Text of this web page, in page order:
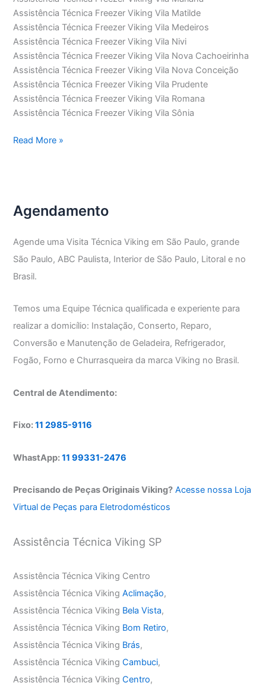
Assistência Técnica Freezer Viking Vila Matilde
Assistência Técnica Freezer Viking Vila Medeiros
Assistência Técnica Freezer Viking Vila Nivi
Assistência Técnica Freezer Viking Vila Nova Cachoeirinha
Assistência Técnica Freezer Viking Vila Nova Conceição
Assistência Técnica Freezer Viking Vila Prudente
Assistência Técnica Freezer Viking Vila Romana
Assistência Técnica Freezer Viking Vila Sônia
Assistência
Read More »
Agendamento
Agende uma Visita Técnica Viking em São Paulo, grande
São Paulo, ABC Paulista, Interior de São Paulo, Litoral e no
Brasil.
Temos uma Equipe Técnica qualificada e experiente para
realizar a domicílio: Instalação, Conserto, Reparo,
Conversão e Manutenção de Geladeira, Refrigerador,
Fogão, Forno e Churrasqueira da marca Viking no Brasil.
Central de Atendimento:
Fixo:11 2985-9116
WhastApp:11 99331-2476
Precisando de Peças Originais Viking? Acesse nossa Loja
Virtual de Peças para Eletrodomésticos
Assistência Técnica Viking SP
Assistência Técnica Viking Centro
Assistência Técnica VikingAclimação,
Assistência Técnica Viking Bela Vista,
Assistência Técnica Viking Bom Retiro,
Assistência Técnica Viking Brás,
Assistência Técnica VikingCambuci,
Assistência Técnica VikingCentro,